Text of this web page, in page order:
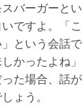
バーガーと
ですよ。「
」という会話
かったよね
た場合、話
ょう。